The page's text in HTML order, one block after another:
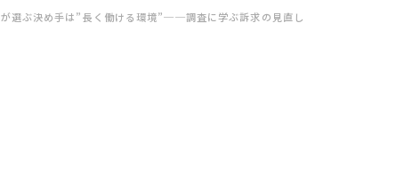
選ぶ決め手は”長く働ける環境”──調査に学ぶ訴求の見直し